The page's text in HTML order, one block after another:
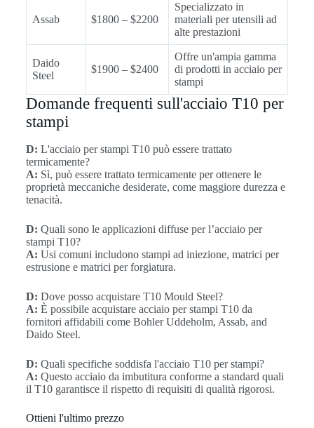
Assab $1800 – $2200
Specializzato in
materiali per utensili ad
alte prestazioni
Daido
Steel
$1900 – $2400
Offre un'ampia gamma
di prodotti in acciaio per
stampi
Domande frequenti sull'acciaio T10 per
stampi
D: L'acciaio per stampi T10 può essere trattato
termicamente?
A: Sì, può essere trattato termicamente per ottenere le
proprietà meccaniche desiderate, come maggiore durezza e
tenacità.
D: Quali sono le applicazioni diffuse per l’acciaio per
stampi T10?
A: Usi comuni includono stampi ad iniezione, matrici per
estrusione e matrici per forgiatura.
D: Dove posso acquistare T10 Mould Steel?
A: È possibile acquistare acciaio per stampi T10 da
fornitori affidabili come Bohler Uddeholm, Assab, and
Daido Steel.
D: Quali specifiche soddisfa l'acciaio T10 per stampi?
A: Questo acciaio da imbutitura conforme a standard quali
il T10 garantisce il rispetto di requisiti di qualità rigorosi.
Ottieni l'ultimo prezzo